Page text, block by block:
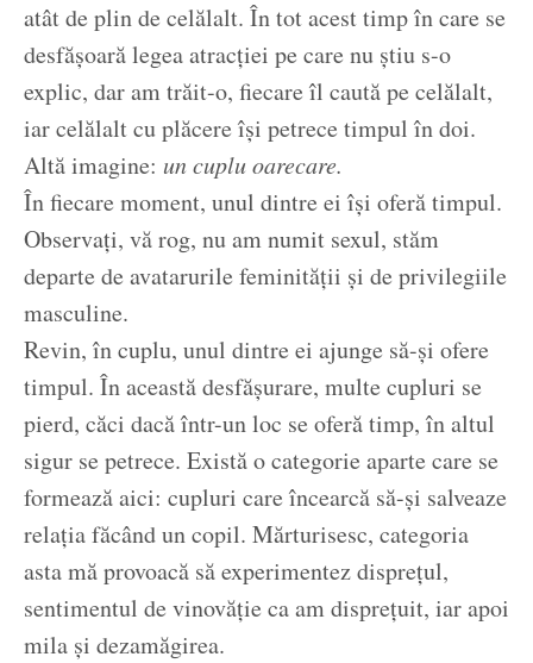
atât de plin de celălalt. În tot acest timp în care se
desfășoară legea atracției pe care nu știu s-o
explic, dar am trăit-o, fiecare îl caută pe celălalt,
iar celălalt cu plăcere își petrece timpul în doi.
Altă imagine: un cuplu oarecare.
În fiecare moment, unul dintre ei își oferă timpul.
Observați, vă rog, nu am numit sexul, stăm
departe de avatarurile feminității și de privilegiile
masculine.
Revin, în cuplu, unul dintre ei ajunge să-și ofere
timpul. În această desfășurare, multe cupluri se
pierd, căci dacă într-un loc se oferă timp, în altul
sigur se petrece. Există o categorie aparte care se
formează aici: cupluri care încearcă să-și salveaze
relația făcând un copil. Mărturisesc, categoria
asta mă provoacă să experimentez disprețul,
sentimentul de vinovăție ca am disprețuit, iar apoi
mila și dezamăgirea.